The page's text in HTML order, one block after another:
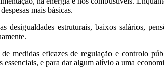
mais básicas.
estruturais, baixos salários,
medidas eficazes de regulação e controlo
e para dar algum alívio a uma